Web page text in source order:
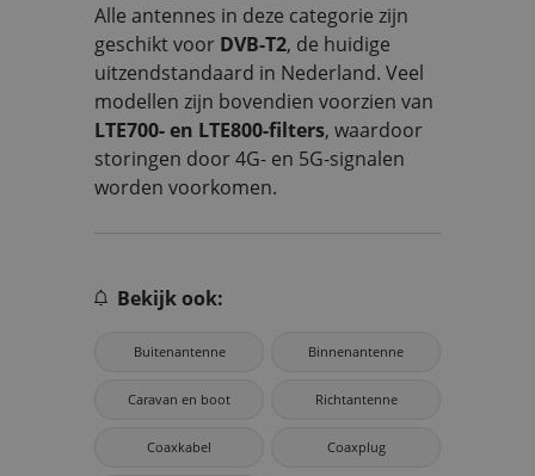
Alle antennes in deze categorie zijn
geschikt voor DVB-T2, de huidige
uitzendstandaard in Nederland. Veel
modellen zijn bovendien voorzien van
LTE700- en LTE800-filters, waardoor
storingen door 4G- en 5G-signalen
worden voorkomen.
Bekijk ook:
Buitenantenne Binnenantenne
Caravan en boot Richtantenne
Coaxkabel Coaxplug